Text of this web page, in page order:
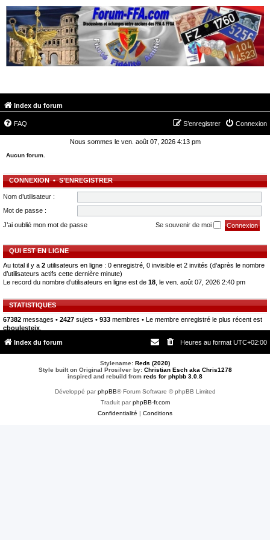
Index du forum
FAQ Connexion
S’enregistrer
Nous sommes le ven. août 07, 2026 4:13 pm
Aucun forum.
CONNEXION•S’ENREGISTRER
Nom d’utilisateur :
Mot de passe :
J’ai oublié mon mot de passe
Se souvenir de moi
QUI EST EN LIGNE
Au total il y a 2 utilisateurs en ligne : 0 enregistré, 0 invisible et 2 invités (d’après le nombre
d’utilisateurs actifs cette dernière minute)
Le record du nombre d’utilisateurs en ligne est de 18 , le ven. août 07, 2026 2:40 pm
STATISTIQUES
67382 messages • 2427 sujets • 933 membres • Le membre enregistré le plus récent est
cboulesteix
Index du forum
Heures au format UTC+02:00
Stylename: Reds (2020)
Style built on Original Prosilver by: Christian Esch aka Chris1278
inspired and rebuild from reds for phpbb 3.0.8
Développé parphpBB® Forum Software © phpBB Limited
Traduit parphpBB-fr.com
Confidentialité | Conditions